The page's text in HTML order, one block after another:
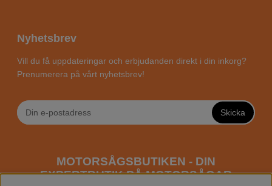
Nyhetsbrev
Vill du få uppdateringar och erbjudanden direkt i din inkorg?
Prenumerera på vårt nyhetsbrev!
Skicka
MOTORSÅGSBUTIKEN - DIN
EXPERTBUTIK PÅ MOTORSÅGAR